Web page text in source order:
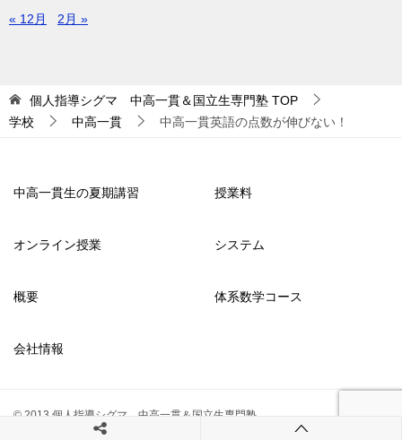
« 12月 2月 »
個人指導シグマ 中高一貫＆国立生専門塾 TOP
学校
中高一貫 中高一貫英語の点数が伸びない！
中高一貫生の夏期講習 授業料
オンライン授業 システム
概要 体系数学コース
会社情報
© 2013 個人指導シグマ 中高一貫＆国立生専門塾